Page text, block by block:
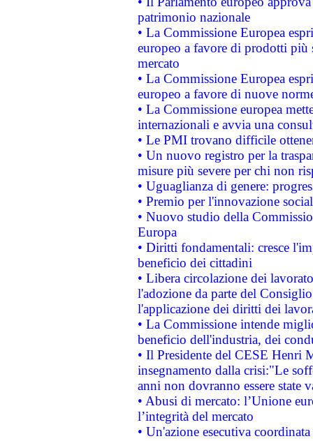
patrimonio nazionale
• La Commissione Europea
europeo a favore di prodotti
mercato
• La Commissione Europea
europeo a favore di nuove
• La Commissione europea
internazionali e avvia una
• Le PMI trovano difficile
• Un nuovo registro per la
misure più severe per chi non
• Uguaglianza di genere:
• Premio per l'innovazione
• Nuovo studio della
Europa
• Diritti fondamentali: cresce
beneficio dei cittadini
• Libera circolazione dei
l'adozione da parte del
l'applicazione dei diritti dei
• La Commissione intende
beneficio dell'industria, dei
• Il Presidente del CESE Henri
insegnamento dalla crisi:"Le
anni non dovranno essere state
• Abusi di mercato: l’Unione
l’integrità del mercato
• Un'azione esecutiva